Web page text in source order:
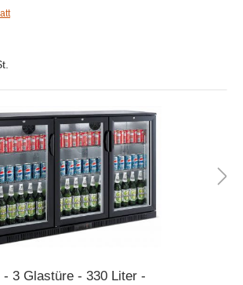
3 Glastüre - 330 Liter -